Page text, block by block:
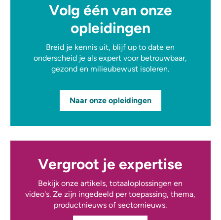
Volg één van onze
opleidingen
Breid je kennis uit, blijf up to date en
onderscheid je als expert voor betrouwbaar,
gezond en milieubewust isoleren.
Naar onze opleidingen
Vergroot je expertise
Bekijk onze artikels, totaaloplossingen en
video's. Ze zijn ingedeeld per toepassing, thema,
productnieuws of sectornieuws.